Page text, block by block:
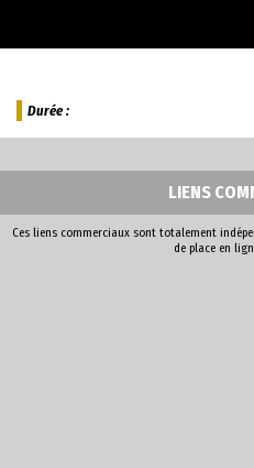
Durée :
LIENS
Ces liens commerciaux sont totalement
de place en